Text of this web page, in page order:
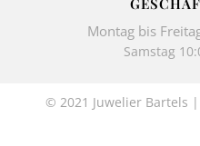
Montag bis
Samstag
© 2021 Juwelier Bartels |